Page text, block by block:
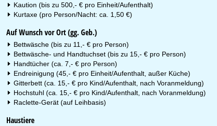
Kaution (bis zu 500,- € pro Einheit/Aufenthalt)
Kurtaxe (pro Person/Nacht: ca. 1,50 €)
Auf Wunsch vor Ort (gg. Geb.)
Bettwäsche (bis zu 11,- € pro Person)
Bettwäsche- und Handtuchset (bis zu 15,- € pro Person)
Handtücher (ca. 7,- € pro Person)
Endreinigung (45,- € pro Einheit/Aufenthalt, außer Küche)
Gitterbett (ca. 15,- € pro Kind/Aufenthalt, nach Voranmeldung)
Hochstuhl (ca. 15,- € pro Kind/Aufenthalt, nach Voranmeldung)
Raclette-Gerät (auf Leihbasis)
Haustiere